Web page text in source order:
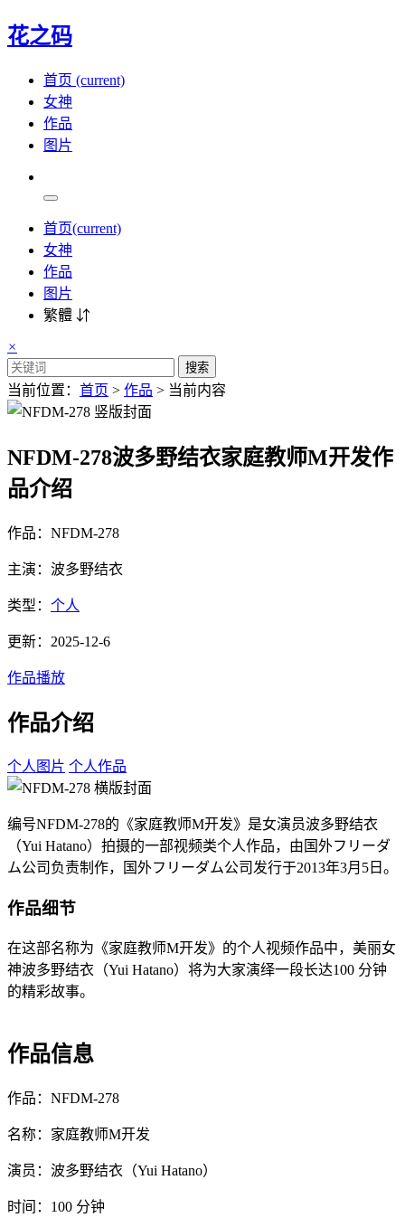
花之码
首页 (current)
女神
作品
图片
首页(current)
女神
作品
图片
繁體 ⇵
×
搜索
当前位置： 首页 > 作品 > 当前内容
NFDM-278波多野结衣家庭教师M开发作
品介绍
作品：NFDM-278
主演：波多野结衣
类型： 个人
更新：2025-12-6
作品播放
作品介绍
个人图片 个人作品
编号NFDM-278的《家庭教师M开发》是女演员波多野结衣
（Yui Hatano）拍摄的一部视频类个人作品，由国外フリーダ
ム公司负责制作，国外フリーダム公司发行于2013年3月5日。
作品细节
在这部名称为《家庭教师M开发》的个人视频作品中，美丽女
神波多野结衣（Yui Hatano）将为大家演绎一段长达100 分钟
的精彩故事。
作品信息
作品：NFDM-278
名称：家庭教师M开发
演员：波多野结衣（Yui Hatano）
时间：100 分钟